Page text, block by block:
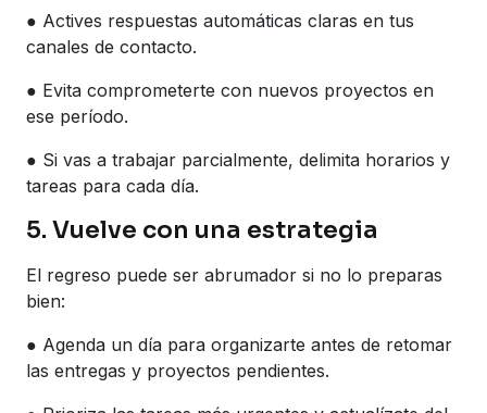
● Actives respuestas automáticas claras en tus
canales de contacto.
● Evita comprometerte con nuevos proyectos en
ese período.
● Si vas a trabajar parcialmente, delimita horarios y
tareas para cada día.
5. Vuelve con una estrategia
El regreso puede ser abrumador si no lo preparas
bien:
● Agenda un día para organizarte antes de retomar
las entregas y proyectos pendientes.